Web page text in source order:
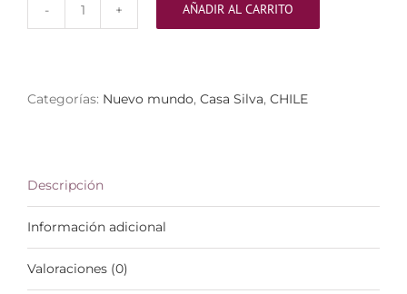
Terroir
AÑADIR AL CARRITO
Categorías: Nuevo mundo, Casa Silva, CHILE
Descripción
Información adicional
Valoraciones (0)